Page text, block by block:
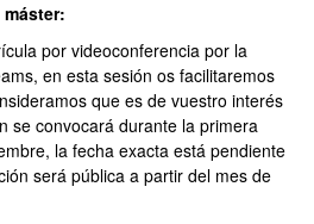
por videoconferencia por la
en esta sesión os facilitaremos
que es de vuestro interés
se convocará durante la primera
la fecha exacta está pendiente
será pública a partir del mes de